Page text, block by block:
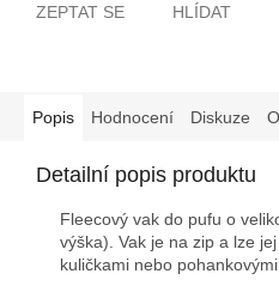
ZEPTAT SE HLÍDAT
Popis Hodnocení Diskuze
Detailní popis produktu
Fleecový vak do pufu o
výška). Vak je na zip a lze
kuličkami nebo